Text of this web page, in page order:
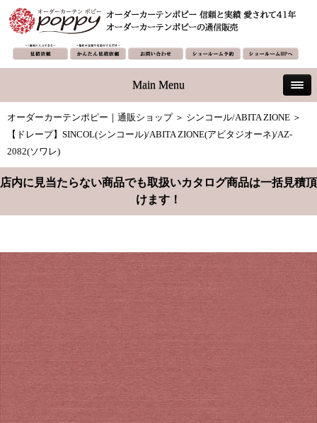
Main Menu
オーダーカーテンポピー｜通販ショップ＞ シンコール/ABITA ZIONE ＞
【ドレープ】SINCOL(シンコール)/ABITA ZIONE(アビタジオーネ)/AZ-
2082(ソワレ)
店内に見当たらない商品でも取扱いカタログ商品は一括見積頂
けます！